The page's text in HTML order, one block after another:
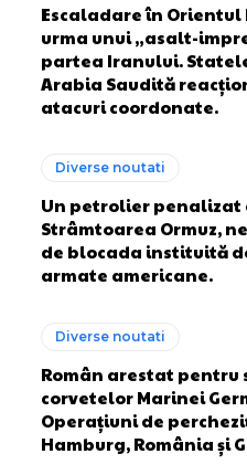
Escaladare în Orientul
urma unui „asalt-
partea Iranului.
Arabia Saudită
atacuri coordonate.
Diverse noutati
Un petrolier penalizat
Strâmtoarea Ormuz,
de blocada instituită
armate americane.
Diverse noutati
Român arestat pentru
corvetelor Marinei
Operațiuni de
Hamburg, România și